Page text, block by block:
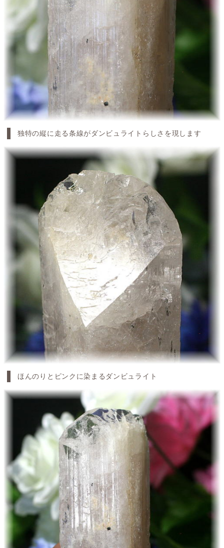
独特の縦に走る条線がダンビュライトらしさを現します
ほんのりとピンクに染まるダンビュライト